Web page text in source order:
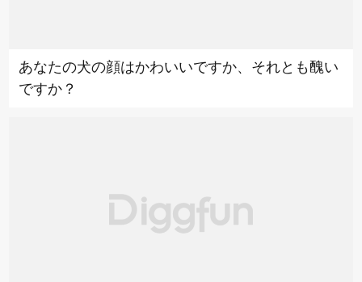
あなたの犬の顔はかわいいですか、それとも醜い
ですか？